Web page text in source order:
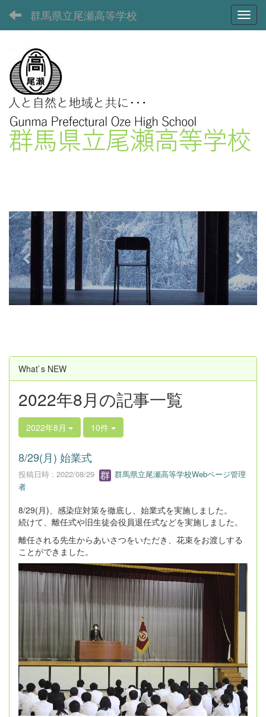
群馬県立尾瀬高等学校
e
v
i
o
u
s
x
t
What`s NEW
2022年8月の記事一覧
2022年8月 10件
8/29(月) 始業式
投稿日時 : 2022/08/29
群馬県立尾瀬高等学校Webページ管理
者
8/29(月)、感染症対策を徹底し、始業式を実施しました。
続けて、離任式や旧生徒会役員退任式などを実施しました。
離任される先生からあいさつをいただき、花束をお渡しする
ことができました。